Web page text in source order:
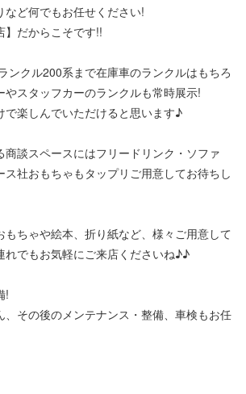
など何でもお任せください!
】だからこそです!!
ンクル200系まで在庫車のランクルはもちろ
やスタッフカーのランクルも常時展示!
で楽しんでいただけると思います♪
商談スペースにはフリードリンク・ソファ
ス社おもちゃもタップリご用意してお待ちし
もちゃや絵本、折り紙など、様々ご用意して
れでもお気軽にご来店くださいね♪♪
!
、その後のメンテナンス・整備、車検もお任